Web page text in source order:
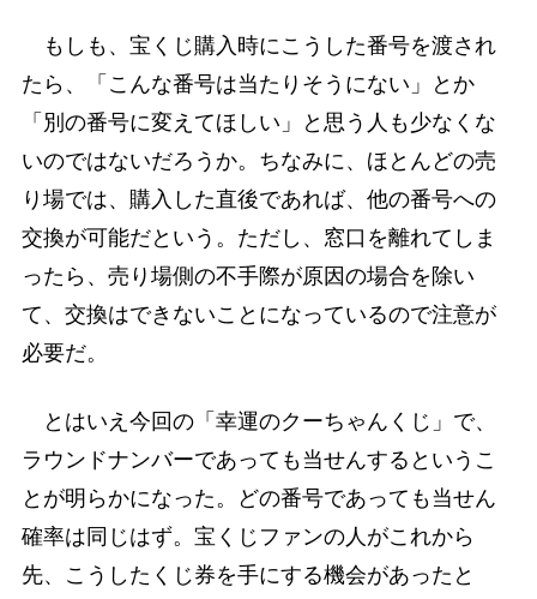
もしも、宝くじ購入時にこうした番号を渡され
たら、「こんな番号は当たりそうにない」とか
「別の番号に変えてほしい」と思う人も少なくな
いのではないだろうか。ちなみに、ほとんどの売
り場では、購入した直後であれば、他の番号への
交換が可能だという。ただし、窓口を離れてしま
ったら、売り場側の不手際が原因の場合を除い
て、交換はできないことになっているので注意が
必要だ。
とはいえ今回の「幸運のクーちゃんくじ」で、
ラウンドナンバーであっても当せんするというこ
とが明らかになった。どの番号であっても当せん
確率は同じはず。宝くじファンの人がこれから
先、こうしたくじ券を手にする機会があったと